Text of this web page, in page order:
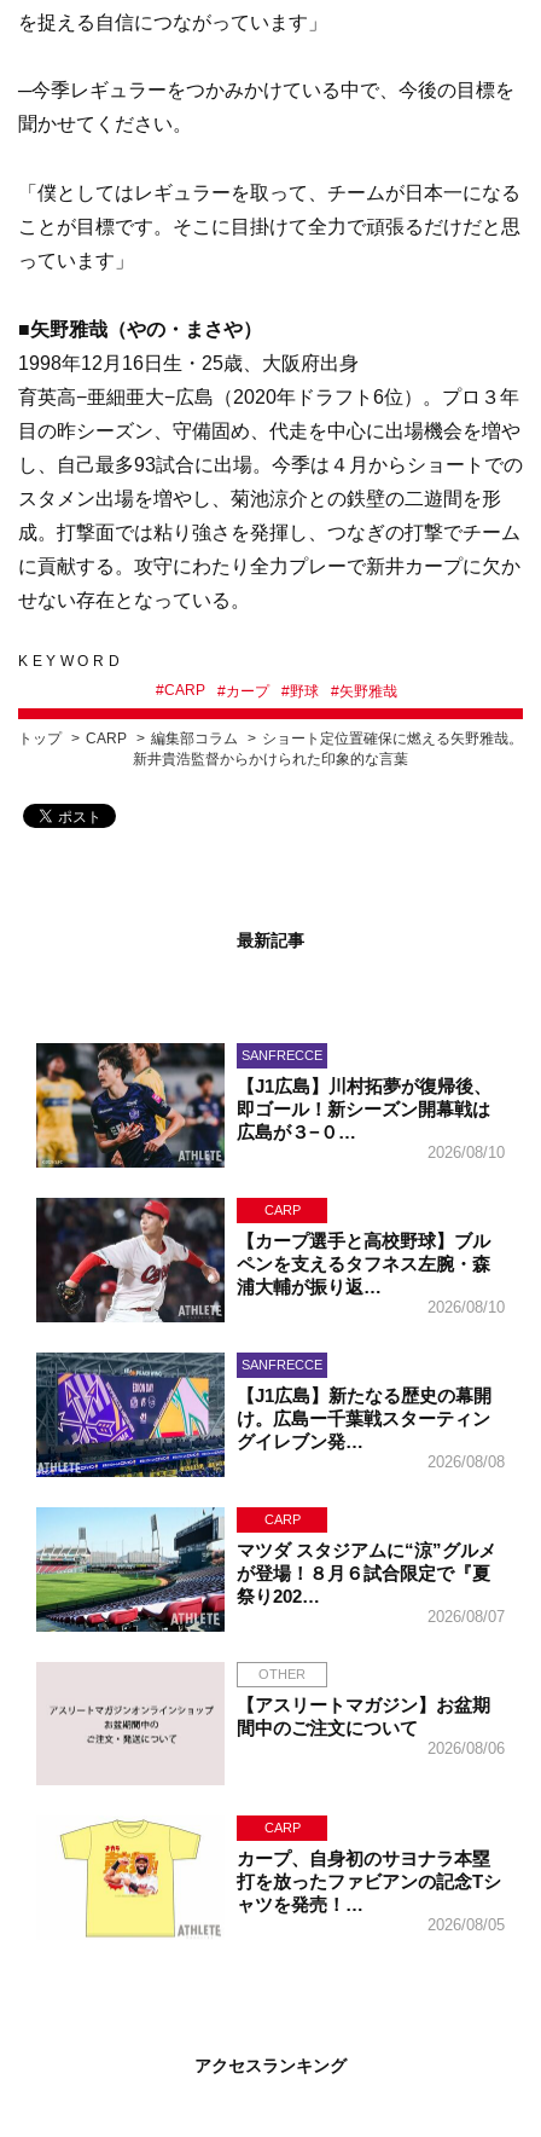
を捉える自信につながっています」
─今季レギュラーをつかみかけている中で、今後の目標を
聞かせてください。
「僕としてはレギュラーを取って、チームが日本一になる
ことが目標です。そこに目掛けて全力で頑張るだけだと思
っています」
■矢野雅哉（やの・まさや）
1998年12月16日生・25歳、大阪府出身
育英高−亜細亜大−広島（2020年ドラフト6位）。プロ３年
目の昨シーズン、守備固め、代走を中心に出場機会を増や
し、自己最多93試合に出場。今季は４月からショートでの
スタメン出場を増やし、菊池涼介との鉄壁の二遊間を形
成。打撃面では粘り強さを発揮し、つなぎの打撃でチーム
に貢献する。攻守にわたり全力プレーで新井カープに欠か
せない存在となっている。
KEYWORD
#CARP #カープ #野球 #矢野雅哉
トップ CARP 編集部コラム
ショート定位置確保に燃える矢野雅哉。
新井貴浩監督からかけられた印象的な言葉
最新記事
SANFRECCE
【J1広島】川村拓夢が復帰後、
即ゴール！新シーズン開幕戦は
広島が３−０…
2026/08/10
CARP
【カープ選手と高校野球】ブル
ペンを支えるタフネス左腕・森
浦大輔が振り返…
2026/08/10
SANFRECCE
【J1広島】新たなる歴史の幕開
け。広島ー千葉戦スターティン
グイレブン発…
2026/08/08
CARP
マツダ スタジアムに“涼”グルメ
が登場！８月６試合限定で『夏
祭り202…
2026/08/07
OTHER
【アスリートマガジン】お盆期
間中のご注文について
2026/08/06
CARP
カープ、自身初のサヨナラ本塁
打を放ったファビアンの記念Tシ
ャツを発売！…
2026/08/05
アクセスランキング